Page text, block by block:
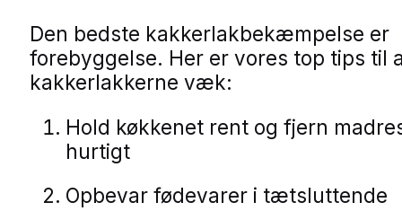
Den bedste kakkerlakbekæmpelse er
forebyggelse. Her er vores top tips til
kakkerlakkerne væk:
Hold køkkenet rent og fjern
hurtigt
Opbevar fødevarer i tætsluttende